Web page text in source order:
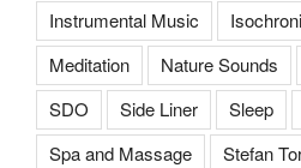
Instrumental Music
Meditation
Nature Sounds
SDO
Side Liner Sleep
Spa and Massage
Stefan